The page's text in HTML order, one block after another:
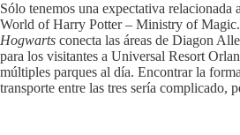
Sólo tenemos una expectativa relacionada
World of Harry Potter – Ministry of
Hogwarts conecta las áreas de Diagon
para los visitantes a Universal Resort
múltiples parques al día. Encontrar la
transporte entre las tres sería complicado,